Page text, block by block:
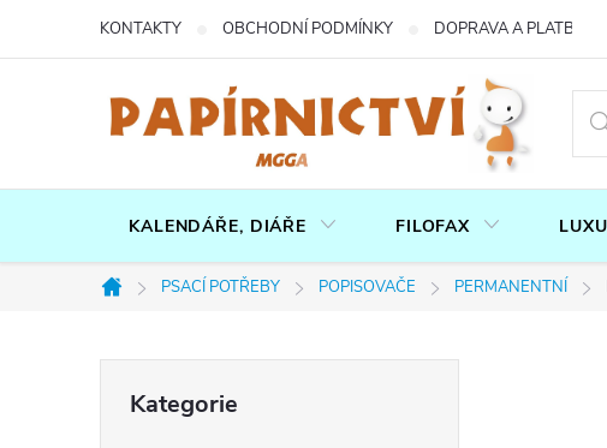
KONTAKTY OBCHODNÍ PODMÍNKY DOPRAVA A PLATBA
KALENDÁŘE, DIÁŘE FILOFAX
Domů
PSACÍ POTŘEBY POPISOVAČE PERMANENTNÍ
kategorie
Kategorie